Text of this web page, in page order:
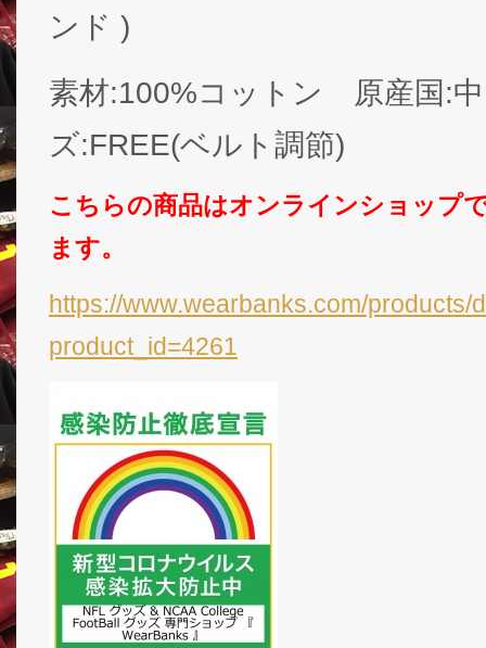
ンド )
素材:100%コットン 原産国:
ズ:FREE(ベルト調節)
こちらの商品はオンラインショップ
ます。
https://www.wearbanks.com/products/
product_id=4261